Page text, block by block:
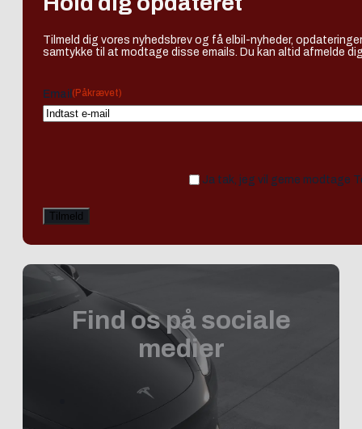
Tilmeld dig vores nyhedsbrev og få elbil-nyheder,
samtykke til at modtage disse emails. Du kan altid afmelde
Email (Påkrævet)
Ja tak, jeg vil gerne modtage
Find os på sociale
medier